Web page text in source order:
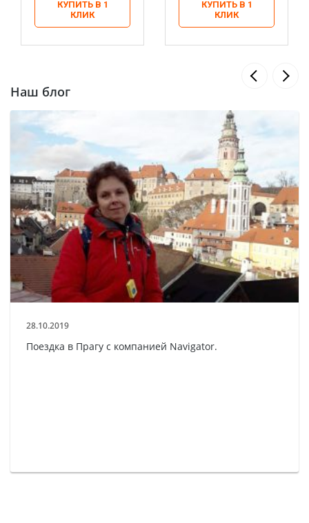
КУПИТЬ В 1
КЛИК
КУПИТЬ В 1
КЛИК
Наш блог
28.10.2019
Поездка в Прагу с компанией Navigator.